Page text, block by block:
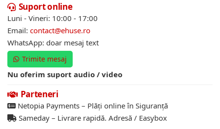
Suport online
Luni - Vineri: 10:00 - 17:00
Email: contact@ehuse.ro
WhatsApp: doar mesaj text
Trimite mesaj
Nu oferim suport audio / video
Parteneri
Netopia Payments – Plăți online în Siguranță
Sameday – Livrare rapidă. Adresă / Easybox